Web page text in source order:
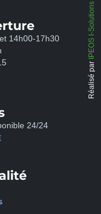
14h00-17h30
24/24
Réalisé par
IPEOS I-Solutions